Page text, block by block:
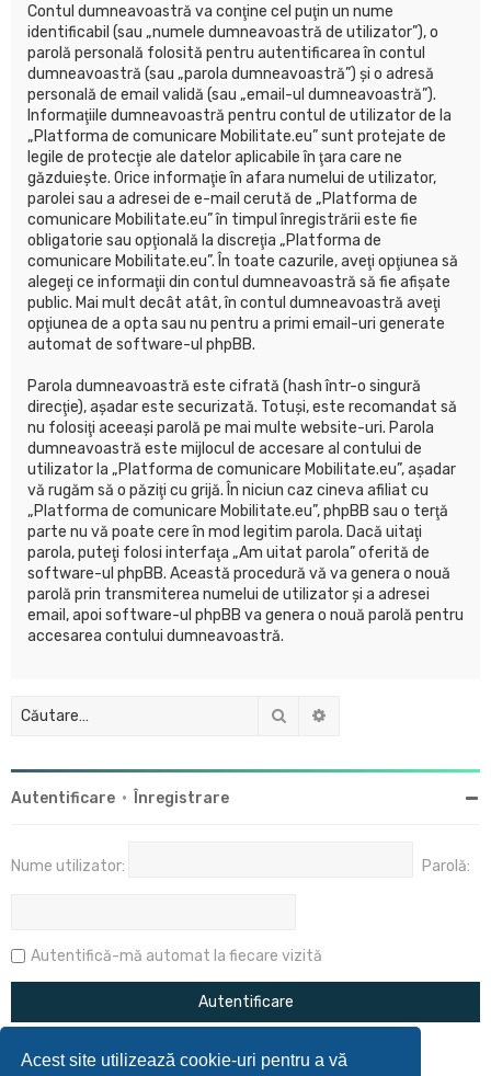
Acest site utilizează cookie-uri pentru a vă
Contul dumneavoastră va conţine cel puţin un nume
identificabil (sau „numele dumneavoastră de utilizator”), o
parolă personală folosită pentru autentificarea în contul
dumneavoastră (sau „parola dumneavoastră”) şi o adresă
personală de email validă (sau „email-ul dumneavoastră”).
Informaţiile dumneavoastră pentru contul de utilizator de la
„Platforma de comunicare Mobilitate.eu” sunt protejate de
legile de protecţie ale datelor aplicabile în ţara care ne
găzduieşte. Orice informaţie în afara numelui de utilizator,
parolei sau a adresei de e-mail cerută de „Platforma de
comunicare Mobilitate.eu” în timpul înregistrării este fie
obligatorie sau opţională la discreţia „Platforma de
comunicare Mobilitate.eu”. În toate cazurile, aveţi opţiunea să
alegeţi ce informaţii din contul dumneavoastră să fie afişate
public. Mai mult decât atât, în contul dumneavoastră aveţi
opţiunea de a opta sau nu pentru a primi email-uri generate
automat de software-ul phpBB.
Parola dumneavoastră este cifrată (hash într-o singură
direcţie), aşadar este securizată. Totuşi, este recomandat să
nu folosiţi aceeaşi parolă pe mai multe website-uri. Parola
dumneavoastră este mijlocul de accesare al contului de
utilizator la „Platforma de comunicare Mobilitate.eu”, aşadar
vă rugăm să o păziţi cu grijă. În niciun caz cineva afiliat cu
„Platforma de comunicare Mobilitate.eu”, phpBB sau o terţă
parte nu vă poate cere în mod legitim parola. Dacă uitaţi
parola, puteţi folosi interfaţa „Am uitat parola” oferită de
software-ul phpBB. Această procedură vă va genera o nouă
parolă prin transmiterea numelui de utilizator şi a adresei
email, apoi software-ul phpBB va genera o nouă parolă pentru
accesarea contului dumneavoastră.
Căutare
Autentificare • Înregistrare
Nume utilizator: Parolă:
Autentifică-mă automat la fiecare vizită